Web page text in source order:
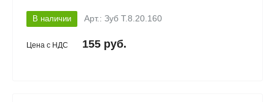
В наличии Арт.: Зуб Т.8.20.160
Цена с НДС 155 руб.